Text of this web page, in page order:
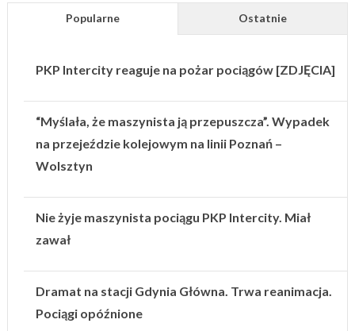
Popularne Ostatnie
PKP Intercity reaguje na pożar pociągów [ZDJĘCIA]
“Myślała, że maszynista ją przepuszcza”. Wypadek
na przejeździe kolejowym na linii Poznań –
Wolsztyn
Nie żyje maszynista pociągu PKP Intercity. Miał
zawał
Dramat na stacji Gdynia Główna. Trwa reanimacja.
Pociągi opóźnione